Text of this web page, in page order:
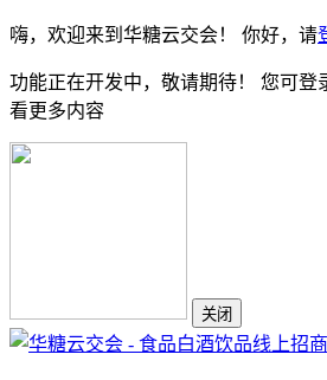
嗨，欢迎来到华糖云交会！ 你好，请
功能正在开发中，敬请期待！ 您可登
看更多内容
关闭